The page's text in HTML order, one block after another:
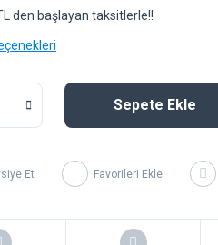
den başlayan taksitlerle!!
Sepete Ekle
Et